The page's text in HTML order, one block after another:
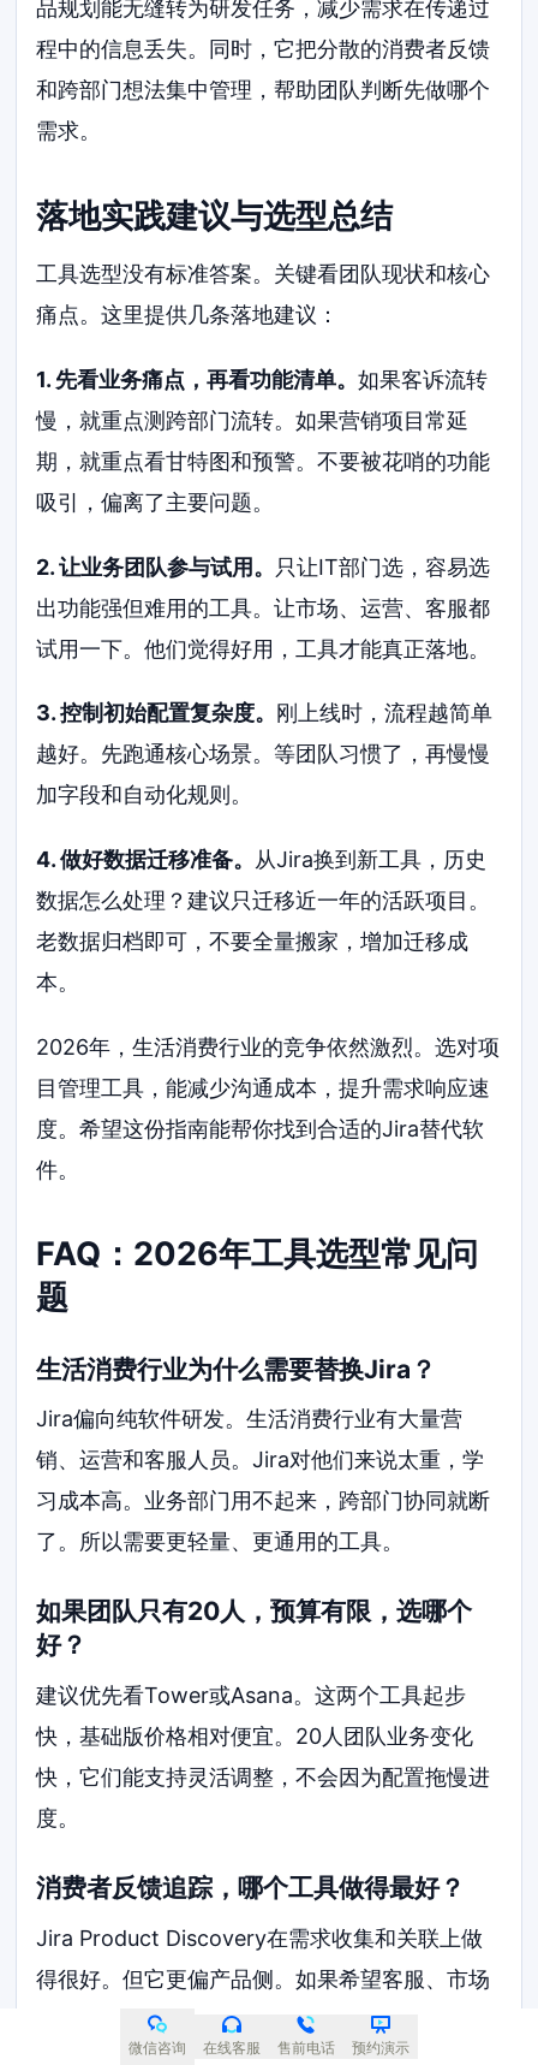
品规划能无缝转为研发任务，减少需求在传递过
程中的信息丢失。同时，它把分散的消费者反馈
和跨部门想法集中管理，帮助团队判断先做哪个
需求。
落地实践建议与选型总结
工具选型没有标准答案。关键看团队现状和核心
痛点。这里提供几条落地建议：
1. 先看业务痛点，再看功能清单。如果客诉流转
慢，就重点测跨部门流转。如果营销项目常延
期，就重点看甘特图和预警。不要被花哨的功能
吸引，偏离了主要问题。
2. 让业务团队参与试用。
只让IT部门选，容易选
出功能强但难用的工具。让市场、运营、客服都
试用一下。他们觉得好用，工具才能真正落地。
3. 控制初始配置复杂度。 刚上线时，流程越简单
越好。先跑通核心场景。等团队习惯了，再慢慢
加字段和自动化规则。
4. 做好数据迁移准备。 从Jira换到新工具，历史
数据怎么处理？建议只迁移近一年的活跃项目。
老数据归档即可，不要全量搬家，增加迁移成
本。
2026年，生活消费行业的竞争依然激烈。选对项
目管理工具，能减少沟通成本，提升需求响应速
度。希望这份指南能帮你找到合适的Jira替代软
件。
FAQ：2026年工具选型常见问
题
生活消费行业为什么需要替换Jira？
Jira偏向纯软件研发。生活消费行业有大量营
销、运营和客服人员。Jira对他们来说太重，学
习成本高。业务部门用不起来，跨部门协同就断
了。所以需要更轻量、更通用的工具。
如果团队只有20人，预算有限，选哪个
好？
建议优先看Tower或Asana。这两个工具起步
快，基础版价格相对便宜。20人团队业务变化
快，它们能支持灵活调整，不会因为配置拖慢进
度。
消费者反馈追踪，哪个工具做得最好？
Jira Product Discovery在需求收集和关联上做
得很好。但它更偏产品侧。如果希望客服、市场
都能直接参与，Monday.com和ClickUp的自定
微信咨询 在线客服 售前电话 预约演示